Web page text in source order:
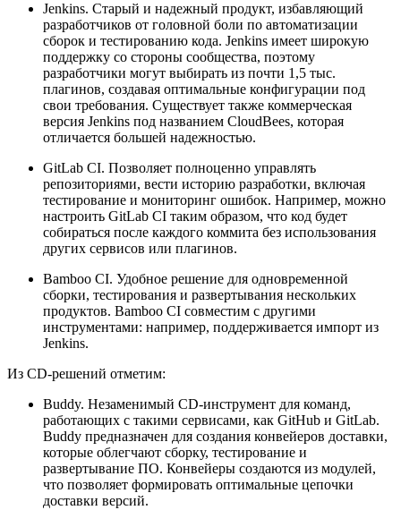
Jenkins. Старый и надежный продукт, избавляющий
разработчиков от головной боли по автоматизации
сборок и тестированию кода. Jenkins имеет широкую
поддержку со стороны сообщества, поэтому
разработчики могут выбирать из почти 1,5 тыс.
плагинов, создавая оптимальные конфигурации под
свои требования. Существует также коммерческая
версия Jenkins под названием CloudBees, которая
отличается большей надежностью.
GitLab CI. Позволяет полноценно управлять
репозиториями, вести историю разработки, включая
тестирование и мониторинг ошибок. Например, можно
настроить GitLab CI таким образом, что код будет
собираться после каждого коммита без использования
других сервисов или плагинов.
Bamboo CI. Удобное решение для одновременной
сборки, тестирования и развертывания нескольких
продуктов. Bamboo CI совместим с другими
инструментами: например, поддерживается импорт из
Jenkins.
Из CD-решений отметим:
Buddy. Незаменимый CD-инструмент для команд,
работающих с такими сервисами, как GitHub и GitLab.
Buddy предназначен для создания конвейеров доставки,
которые облегчают сборку, тестирование и
развертывание ПО. Конвейеры создаются из модулей,
что позволяет формировать оптимальные цепочки
доставки версий.